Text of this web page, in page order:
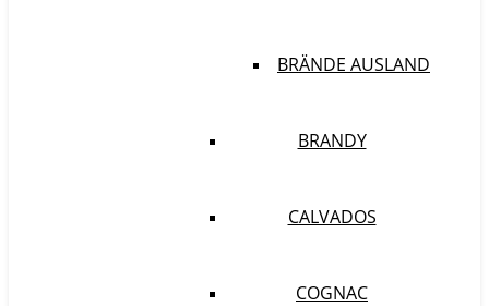
BRÄNDE AUSLAND
BRANDY
CALVADOS
COGNAC